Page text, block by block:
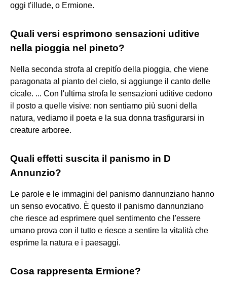
oggi t'illude, o Ermione.
Quali versi esprimono sensazioni uditive
nella pioggia nel pineto?
Nella seconda strofa al crepitío della pioggia, che viene
paragonata al pianto del cielo, si aggiunge il canto delle
cicale. ... Con l'ultima strofa le sensazioni uditive cedono
il posto a quelle visive: non sentiamo più suoni della
natura, vediamo il poeta e la sua donna trasfigurarsi in
creature arboree.
Quali effetti suscita il panismo in D
Annunzio?
Le parole e le immagini del panismo dannunziano hanno
un senso evocativo. È questo il panismo dannunziano
che riesce ad esprimere quel sentimento che l'essere
umano prova con il tutto e riesce a sentire la vitalità che
esprime la natura e i paesaggi.
Cosa rappresenta Ermione?